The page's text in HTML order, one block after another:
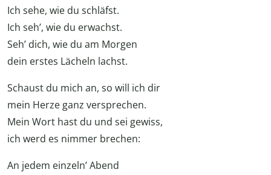
Ich sehe, wie du schläfst.
Ich seh’, wie du erwachst.
Seh’ dich, wie du am Morgen
dein erstes Lächeln lachst.
Schaust du mich an, so will ich dir
mein Herze ganz versprechen.
Mein Wort hast du und sei gewiss,
ich werd es nimmer brechen:
An jedem einzeln’ Abend